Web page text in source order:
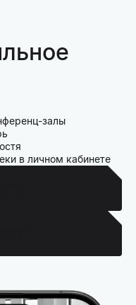
залы
в личном кабинете